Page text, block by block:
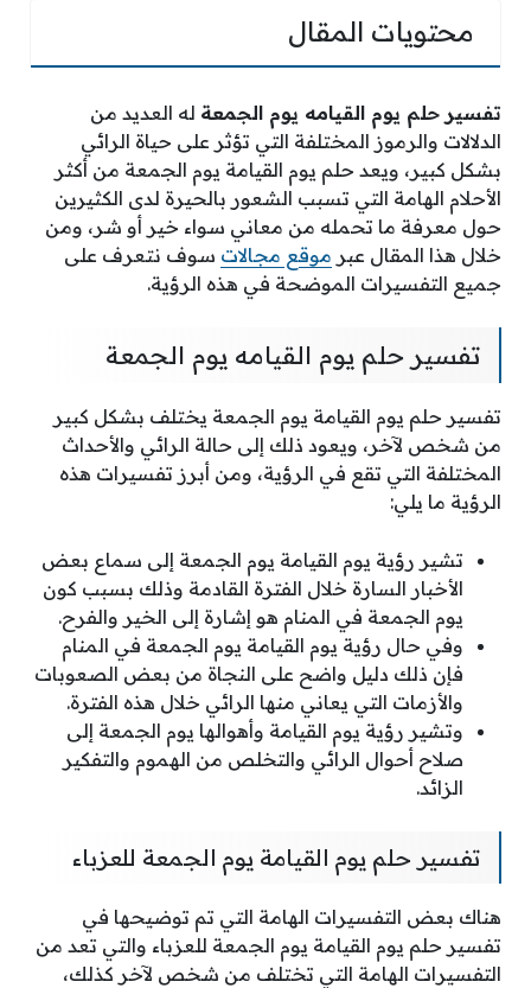
محتويات المقال
تفسير حلم يوم القيامه يوم الجمعة له العديد من
الدلالات والرموز المختلفة التي تؤثر على حياة الرائي
بشكل كبير، ويعد حلم يوم القيامة يوم الجمعة من أكثر
الأحلام الهامة التي تسبب الشعور بالحيرة لدى الكثيرين
حول معرفة ما تحمله من معاني سواء خير أو شر، ومن
خلال هذا المقال عبر موقع مجالات سوف نتعرف على
جميع التفسيرات الموضحة في هذه الرؤية.
تفسير حلم يوم القيامه يوم الجمعة
تفسير حلم يوم القيامة يوم الجمعة يختلف بشكل كبير
من شخص لآخر، ويعود ذلك إلى حالة الرائي والأحداث
المختلفة التي تقع في الرؤية، ومن أبرز تفسيرات هذه
الرؤية ما يلي:
تشير رؤية يوم القيامة يوم الجمعة إلى سماع بعض
الأخبار السارة خلال الفترة القادمة وذلك بسبب كون
يوم الجمعة في المنام هو إشارة إلى الخير والفرح.
وفي حال رؤية يوم القيامة يوم الجمعة في المنام
فإن ذلك دليل واضح على النجاة من بعض الصعوبات
والأزمات التي يعاني منها الرائي خلال هذه الفترة.
وتشير رؤية يوم القيامة وأهوالها يوم الجمعة إلى
صلاح أحوال الرائي والتخلص من الهموم والتفكير
الزائد.
تفسير حلم يوم القيامة يوم الجمعة للعزباء
هناك بعض التفسيرات الهامة التي تم توضيحها في
تفسير حلم يوم القيامة يوم الجمعة للعزباء والتي تعد من
التفسيرات الهامة التي تختلف من شخص لآخر كذلك،